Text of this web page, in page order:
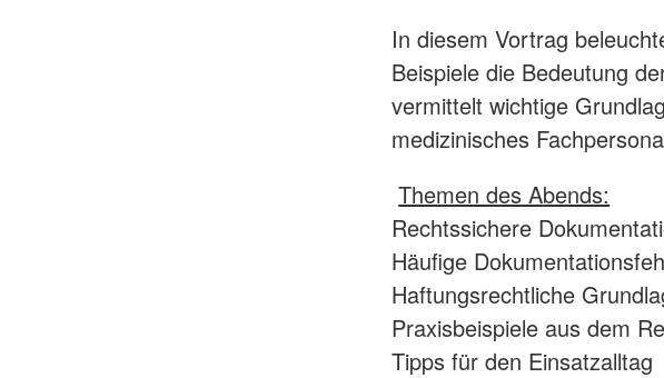
In diesem Vortrag
Beispiele die Bedeutung
vermittelt wichtige
medizinisches
Themen des Abends:
Rechtssichere
Häufige
Haftungsrechtliche
Praxisbeispiele aus dem
Tipps für den Einsatzalltag